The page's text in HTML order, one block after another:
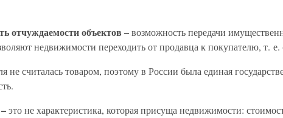
отчуждаемости объектов –возможность передачи
недвижимости переходить от продавца к покупателю, т. е.
не считалась товаром, поэтому в России была единая
это не характеристика, которая присуща недвижимости: